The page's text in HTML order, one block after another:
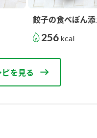
餃子の食べぽん添
256 kcal
を見る